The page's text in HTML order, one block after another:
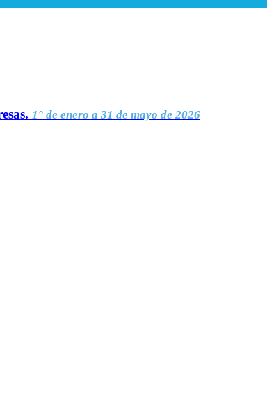
1° de enero a 31 de mayo de 2026